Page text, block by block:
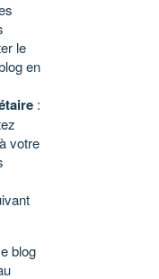
le
en
:
votre
blog